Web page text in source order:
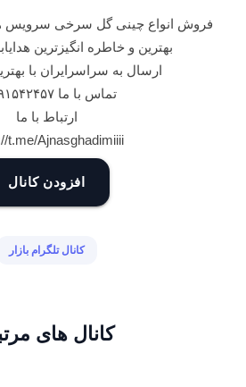
فروش انواع چینی گل سرخی سرویس
بهترین و خاطره انگیزترین
ارسال به سراسرایران با
تماس با ما ۰۹۱۹۱۵۴۲۴۵۷
ارتباط با ما
t.me/Ajnasghadimiiii
افزودن کانال
کانال تلگرام بازار
کانال های